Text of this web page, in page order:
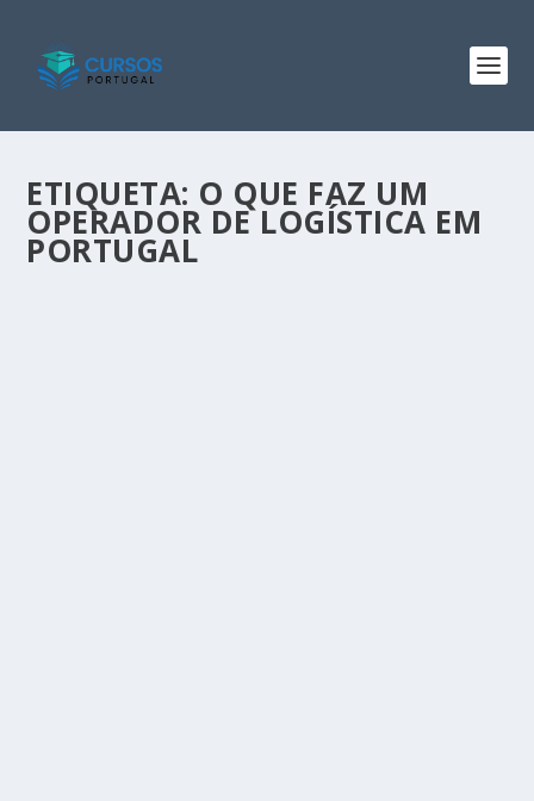
ETIQUETA: O QUE FAZ UM
OPERADOR DE LOGÍSTICA EM
PORTUGAL